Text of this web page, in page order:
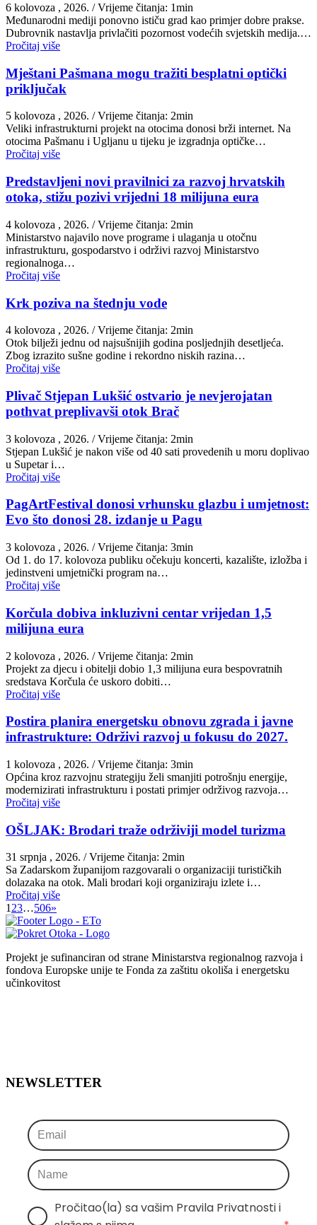
6 kolovoza , 2026. / Vrijeme čitanja: 1min
Međunarodni mediji ponovno ističu grad kao primjer dobre prakse.
Dubrovnik nastavlja privlačiti pozornost vodećih svjetskih medija.…
Pročitaj više
Mještani Pašmana mogu tražiti besplatni optički
priključak
5 kolovoza , 2026. / Vrijeme čitanja: 2min
Veliki infrastrukturni projekt na otocima donosi brži internet. Na
otocima Pašmanu i Ugljanu u tijeku je izgradnja optičke…
Pročitaj više
Predstavljeni novi pravilnici za razvoj hrvatskih
otoka, stižu pozivi vrijedni 18 milijuna eura
4 kolovoza , 2026. / Vrijeme čitanja: 2min
Ministarstvo najavilo nove programe i ulaganja u otočnu
infrastrukturu, gospodarstvo i održivi razvoj Ministarstvo
regionalnoga…
Pročitaj više
Krk poziva na štednju vode
4 kolovoza , 2026. / Vrijeme čitanja: 2min
Otok bilježi jednu od najsušnijih godina posljednjih desetljeća.
Zbog izrazito sušne godine i rekordno niskih razina…
Pročitaj više
Plivač Stjepan Lukšić ostvario je nevjerojatan
pothvat preplivavši otok Brač
3 kolovoza , 2026. / Vrijeme čitanja: 2min
St​jepan Lukšić je nakon više od 40 sati provedenih u moru doplivao
u Supetar i…
Pročitaj više
PagArtFestival donosi vrhunsku glazbu i umjetnost:
Evo što donosi 28. izdanje u Pagu
3 kolovoza , 2026. / Vrijeme čitanja: 3min
Od 1. do 17. kolovoza publiku očekuju koncerti, kazalište, izložba i
jedinstveni umjetnički program na…
Pročitaj više
Korčula dobiva inkluzivni centar vrijedan 1,5
milijuna eura
2 kolovoza , 2026. / Vrijeme čitanja: 2min
Projekt za djecu i obitelji dobio 1,3 milijuna eura bespovratnih
sredstava Korčula će uskoro dobiti…
Pročitaj više
Postira planira energetsku obnovu zgrada i javne
infrastrukture: Održivi razvoj u fokusu do 2027.
1 kolovoza , 2026. / Vrijeme čitanja: 3min
Općina kroz razvojnu strategiju želi smanjiti potrošnju energije,
modernizirati infrastrukturu i postati primjer održivog razvoja…
Pročitaj više
OŠLJAK: Brodari traže održiviji model turizma
31 srpnja , 2026. / Vrijeme čitanja: 2min
Sa Zadarskom županijom razgovarali o organizaciji turističkih
dolazaka na otok. Mali brodari koji organiziraju izlete i…
Pročitaj više
123…506»
Projekt je sufinanciran od strane Ministarstva regionalnog razvoja i
fondova Europske unije te Fonda za zaštitu okoliša i energetsku
učinkovitost
NEWSLETTER
Pročitao(la) sa vašim Pravila Privatnosti i